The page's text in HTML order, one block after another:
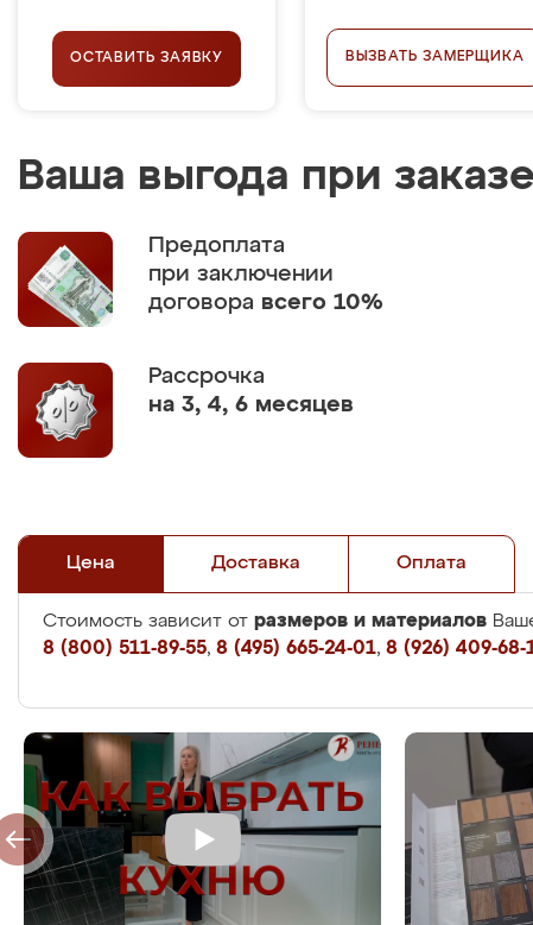
ОСТАВИТЬ ЗАЯВКУ ВЫЗВАТЬ ЗАМЕРЩИКА
Ваша выгода при
Предоплата
при заключении
договора всего 10%
Рассрочка
на 3, 4, 6 месяцев
Цена Доставка Оплата
Стоимость зависит от размеров и материалов
8 (800) 511-89-55, 8 (495) 665-24-01, 8 (926) 409-68-